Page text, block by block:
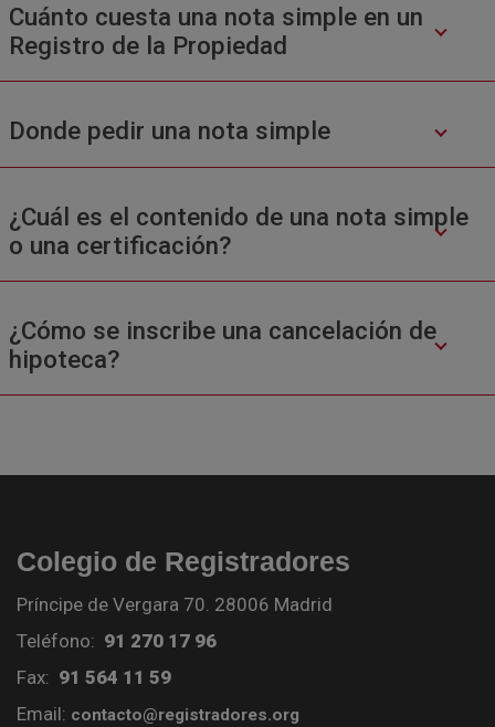
Cuánto cuesta una nota simple en un
Registro de la Propiedad
Donde pedir una nota simple
¿Cuál es el contenido de una nota simple
o una certificación?
¿Cómo se inscribe una cancelación de
hipoteca?
Colegio de Registradores
Príncipe de Vergara 70. 28006 Madrid
Teléfono: 91 270 17 96
Fax: 91 564 11 59
Email: contacto@registradores.org